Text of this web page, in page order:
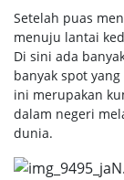
Setelah puas
menuju lantai
Di sini ada
banyak spot
ini merupakan
dalam negeri
dunia.